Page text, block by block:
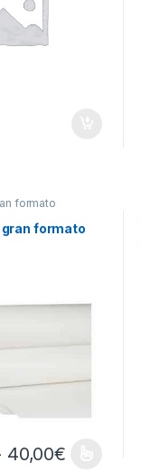
7,50€
se pueden elegir
formato
formato
40,00€Rango
tiene múltiples